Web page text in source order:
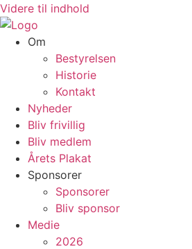
Videre til indhold
Om
Bestyrelsen
Historie
Kontakt
Nyheder
Bliv frivillig
Bliv medlem
Årets Plakat
Sponsorer
Sponsorer
Bliv sponsor
Medie
2026